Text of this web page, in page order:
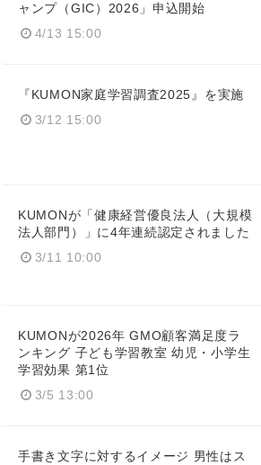
ャンプ（GIC）2026」申込開始
4/13 15:00
『KUMON家庭学習調査2025』を実施
3/12 15:00
KUMONが「健康経営優良法人（大規模
法人部門）」に4年連続認定されました
3/11 10:00
KUMONが2026年 GMO顧客満足度ラ
ンキング 子ども学習教室 幼児・小学生
学習効果 第1位
3/5 13:00
手書き文字に対するイメージ 男性はス